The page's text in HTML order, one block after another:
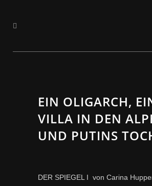
EIN OLIGARCH,
VILLA IN DEN
UND PUTINS
DER SPIEGEL I von Carina